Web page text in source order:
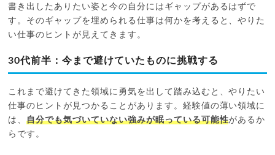
書き出したありたい姿と今の自分にはギャップがあるはずで
す。そのギャップを埋められる仕事は何かを考えると、やりた
い仕事のヒントが見えてきます。
30代前半：今まで避けていたものに挑戦する
これまで避けてきた領域に勇気を出して踏み込むと、やりたい
仕事のヒントが見つかることがあります。経験値の薄い領域に
は、自分でも気づいていない強みが眠っている可能性があるか
らです。